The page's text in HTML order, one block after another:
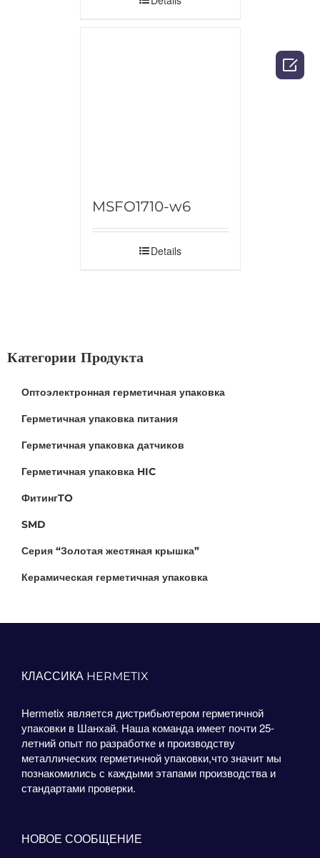
MSFO1710-w6
Details
Категории Продукта
Оптоэлектронная герметичная упаковка
Герметичная упаковка питания
Герметичная упаковка датчиков
Герметичная упаковка HIC
ФитингTO
SMD
Серия “Золотая жестяная крышка”
Керамическая герметичная упаковка
КЛАССИКА HERMETIX
Hermetix является дистрибьютером герметичной
упаковки в Шанхай. Наша команда имеет почти 25-
летний опыт по разработке и производству
металлических герметичной упаковки,что значит мы
познакомились с каждыми этапами производства и
стандартами проверки.
НОВОЕ СООБЩЕНИЕ
